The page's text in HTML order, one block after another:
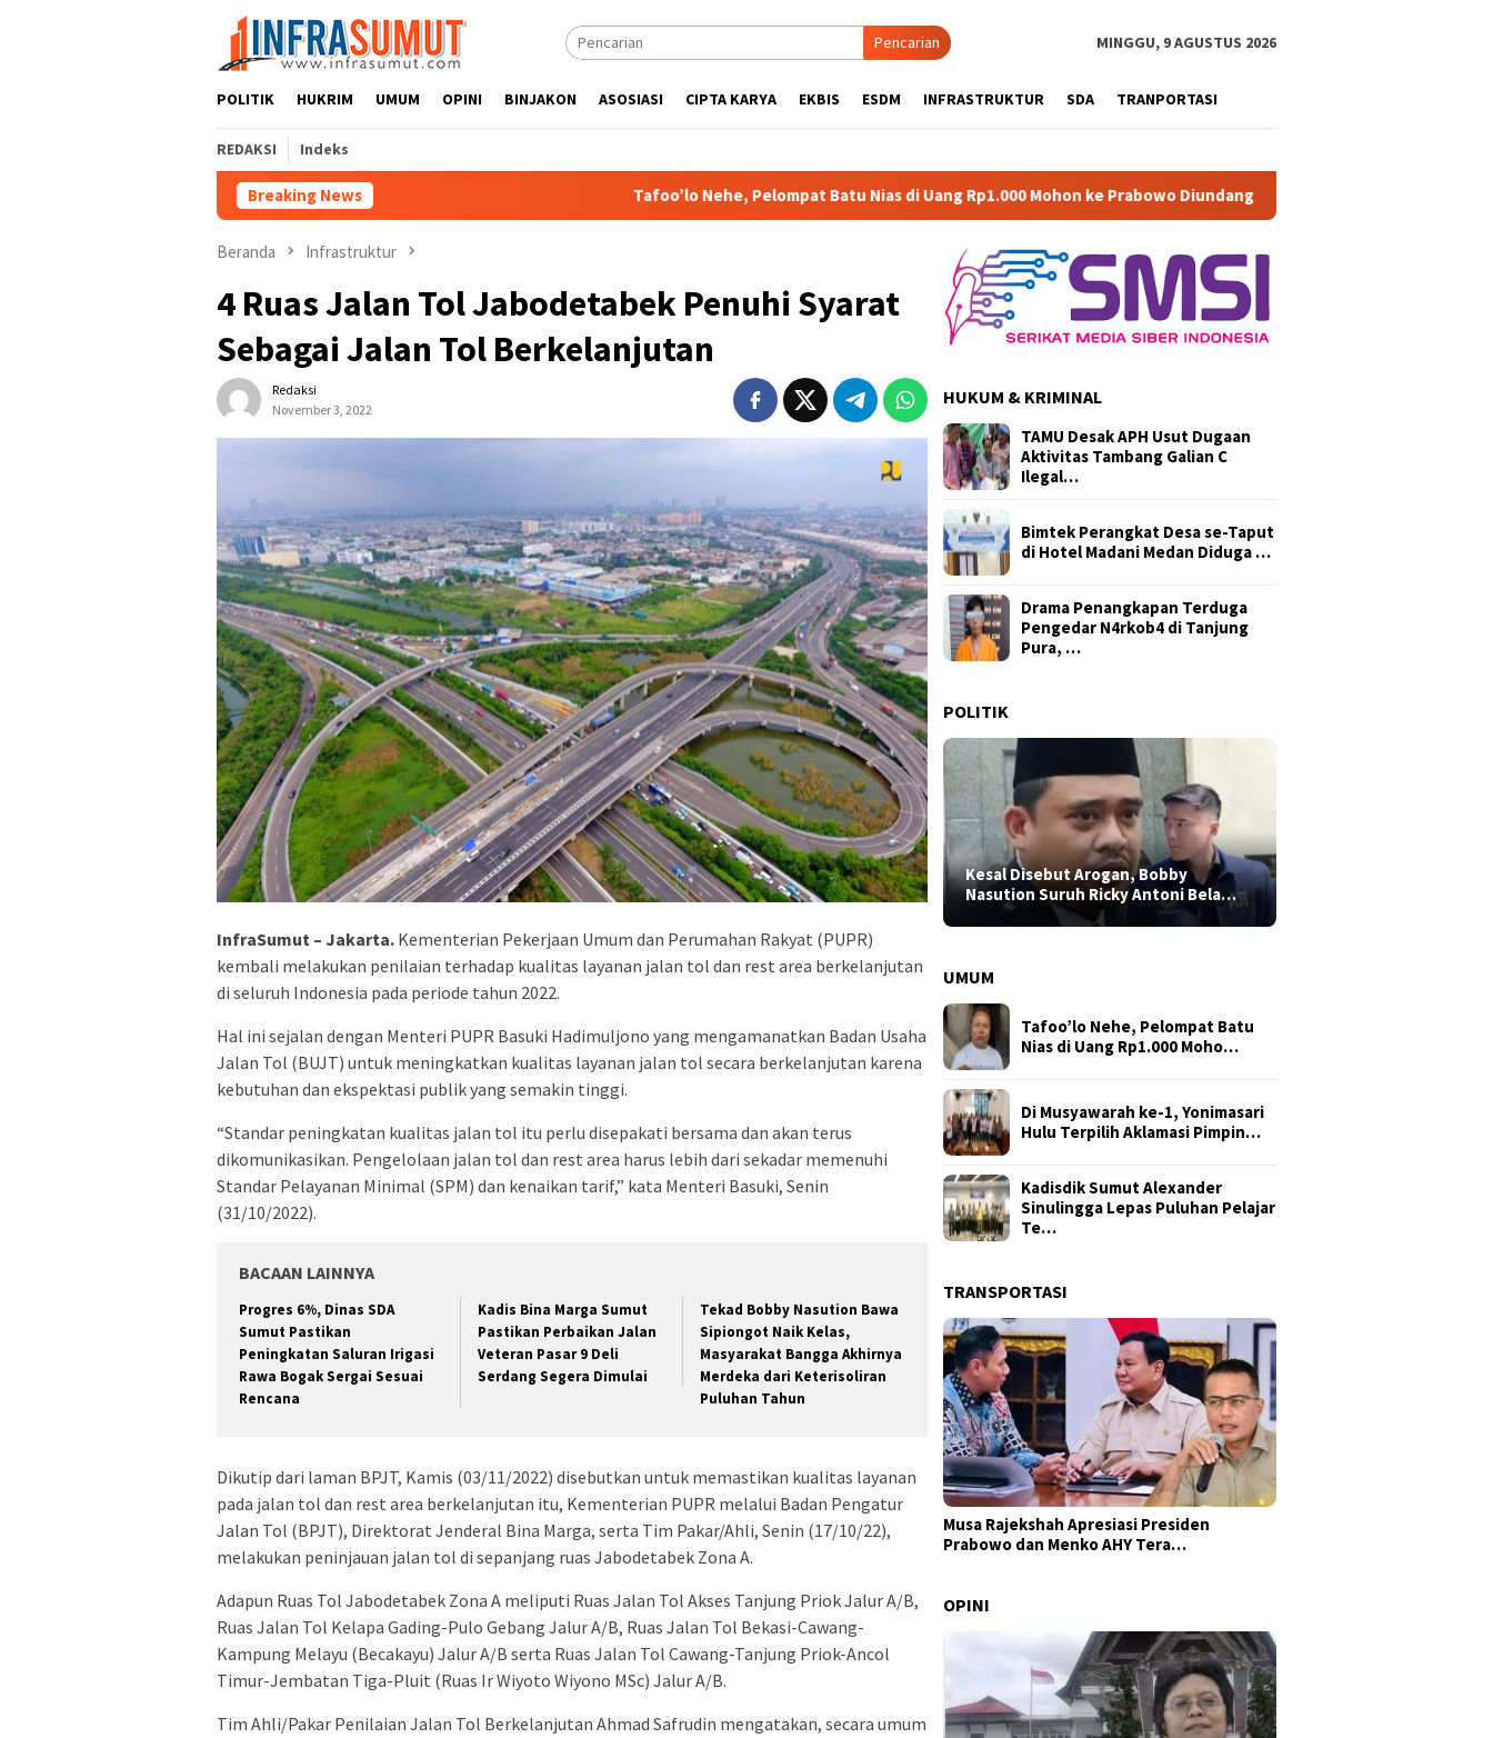
Pencarian MINGGU, 9 AGUSTUS 2026
POLITIK HUKRIM UMUM OPINI BINJAKON ASOSIASI CIPTA KARYA EKBIS ESDM INFRASTRUKTUR SDA TRANPORTASI
REDAKSI Indeks
Breaking News Tafoo’lo Nehe, Pelompat Batu Nias di Uang Rp1.000 Mohon ke Prabowo Diundang Upacara HUT ke-81 RI di Istana
Beranda Infrastruktur
4 Ruas Jalan Tol Jabodetabek Penuhi Syarat
Sebagai Jalan Tol Berkelanjutan
Redaksi
November 3, 2022
InfraSumut – Jakarta. Kementerian Pekerjaan Umum dan Perumahan Rakyat (PUPR)
kembali melakukan penilaian terhadap kualitas layanan jalan tol dan rest area berkelanjutan
di seluruh Indonesia pada periode tahun 2022.
Hal ini sejalan dengan Menteri PUPR Basuki Hadimuljono yang mengamanatkan Badan Usaha
Jalan Tol (BUJT) untuk meningkatkan kualitas layanan jalan tol secara berkelanjutan karena
kebutuhan dan ekspektasi publik yang semakin tinggi.
“Standar peningkatan kualitas jalan tol itu perlu disepakati bersama dan akan terus
dikomunikasikan. Pengelolaan jalan tol dan rest area harus lebih dari sekadar memenuhi
Standar Pelayanan Minimal (SPM) dan kenaikan tarif,” kata Menteri Basuki, Senin
(31/10/2022).
BACAAN LAINNYA
Progres 6%, Dinas SDA
Sumut Pastikan
Peningkatan Saluran Irigasi
Rawa Bogak Sergai Sesuai
Rencana
Kadis Bina Marga Sumut
Pastikan Perbaikan Jalan
Veteran Pasar 9 Deli
Serdang Segera Dimulai
Tekad Bobby Nasution Bawa
Sipiongot Naik Kelas,
Masyarakat Bangga Akhirnya
Merdeka dari Keterisoliran
Puluhan Tahun
Dikutip dari laman BPJT, Kamis (03/11/2022) disebutkan untuk memastikan kualitas layanan
pada jalan tol dan rest area berkelanjutan itu, Kementerian PUPR melalui Badan Pengatur
Jalan Tol (BPJT), Direktorat Jenderal Bina Marga, serta Tim Pakar/Ahli, Senin (17/10/22),
melakukan peninjauan jalan tol di sepanjang ruas Jabodetabek Zona A.
Adapun Ruas Tol Jabodetabek Zona A meliputi Ruas Jalan Tol Akses Tanjung Priok Jalur A/B,
Ruas Jalan Tol Kelapa Gading-Pulo Gebang Jalur A/B, Ruas Jalan Tol Bekasi-Cawang-
Kampung Melayu (Becakayu) Jalur A/B serta Ruas Jalan Tol Cawang-Tanjung Priok-Ancol
Timur-Jembatan Tiga-Pluit (Ruas Ir Wiyoto Wiyono MSc) Jalur A/B.
Tim Ahli/Pakar Penilaian Jalan Tol Berkelanjutan Ahmad Safrudin mengatakan, secara umum
HUKUM & KRIMINAL
TAMU Desak APH Usut Dugaan
Aktivitas Tambang Galian C
Ilegal…
Bimtek Perangkat Desa se-Taput
di Hotel Madani Medan Diduga …
Drama Penangkapan Terduga
Pengedar N4rkob4 di Tanjung
Pura, …
POLITIK
Kesal Disebut Arogan, Bobby
Nasution Suruh Ricky Antoni Bela…
UMUM
Tafoo’lo Nehe, Pelompat Batu
Nias di Uang Rp1.000 Moho…
Di Musyawarah ke-1, Yonimasari
Hulu Terpilih Aklamasi Pimpin…
Kadisdik Sumut Alexander
Sinulingga Lepas Puluhan Pelajar
Te…
TRANSPORTASI
Musa Rajekshah Apresiasi Presiden
Prabowo dan Menko AHY Tera…
OPINI